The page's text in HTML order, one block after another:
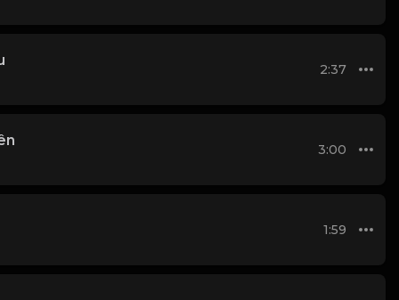
2:37
3:00
1:59